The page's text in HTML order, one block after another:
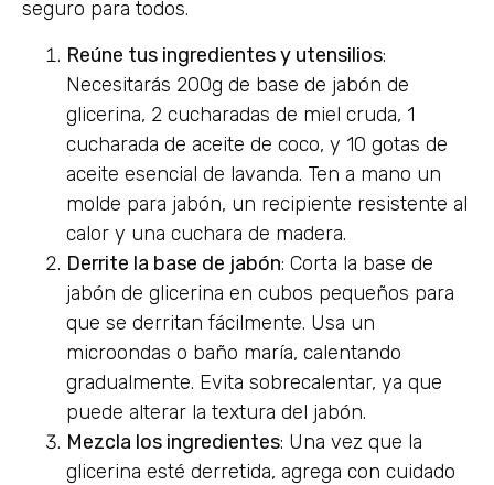
seguro para todos.
Reúne tus ingredientes y utensilios:
Necesitarás 200g de base de jabón de
glicerina, 2 cucharadas de miel cruda, 1
cucharada de aceite de coco, y 10 gotas de
aceite esencial de lavanda. Ten a mano un
molde para jabón, un recipiente resistente al
calor y una cuchara de madera.
Derrite la base de jabón: Corta la base de
jabón de glicerina en cubos pequeños para
que se derritan fácilmente. Usa un
microondas o baño maría, calentando
gradualmente. Evita sobrecalentar, ya que
puede alterar la textura del jabón.
Mezcla los ingredientes: Una vez que la
glicerina esté derretida, agrega con cuidado